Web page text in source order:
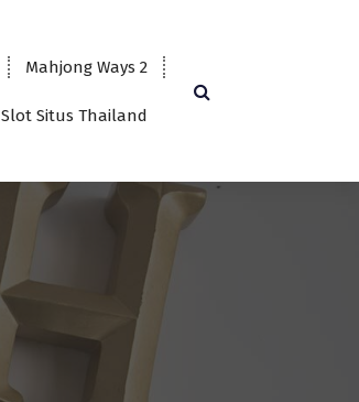
Mahjong Ways 2
Slot Situs Thailand